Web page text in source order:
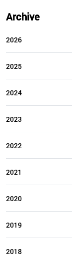
Archive
2026
2025
2024
2023
2022
2021
2020
2019
2018